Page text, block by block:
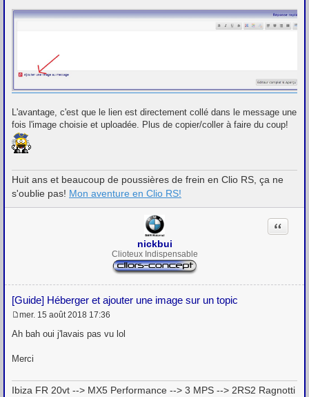
L'avantage, c'est que le lien est directement collé dans le message une
fois l'image choisie et uploadée. Plus de copier/coller à faire du coup!
Huit ans et beaucoup de poussières de frein en Clio RS, ça ne
s'oublie pas! Mon aventure en Clio RS!
nickbui
Clioteux Indispensable
[Guide] Héberger et ajouter une image sur un topic
Citation
e
a
e
mer. 15 août 2018 17:36
Ah bah oui j'lavais pas vu lol
Merci
Ibiza FR 20vt --> MX5 Performance --> 3 MPS --> 2RS2 Ragnotti